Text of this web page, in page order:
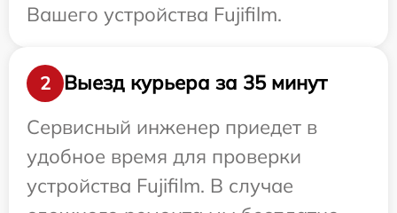
Вашего устройства Fujifilm.
2
Выезд курьера за 35 минут
Сервисный инженер приедет в
удобное время для проверки
устройства Fujifilm. В случае